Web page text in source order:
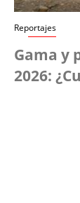
Reportajes
Gama y
2026: